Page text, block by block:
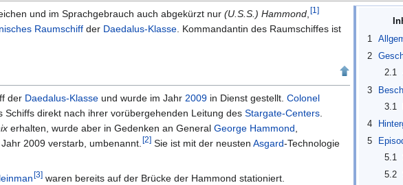
1
2
2.1
3
3.1
4
5
5.1
5.2
und im Sprachgebrauch auch abgekürzt nur (U.S.S.) Hammond [1 ]
Raumschiff der Daedalus-Klasse . Kommandantin des Raumschiffes ist
der Daedalus-Klasse und wurde im Jahr 2009 in Dienst gestellt. Colonel
Schiffs direkt nach ihrer vorübergehenden Leitung des Stargate-Centers
erhalten, wurde aber in Gedenken an General George Hammond
2009 verstarb, umbenannt. [2] Sie ist mit der neusten Asgard-Technologie
[3] waren bereits auf der Brücke der Hammond stationiert.